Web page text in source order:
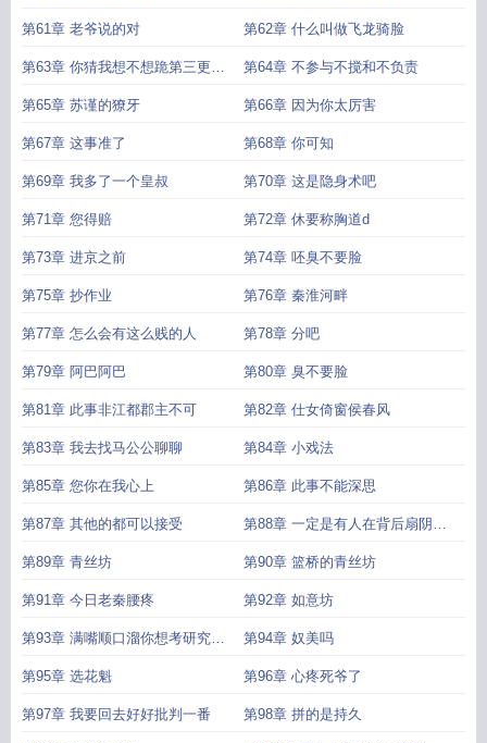
第61章 老爷说的对 第62章 什么叫做飞龙骑脸
第63章 你猜我想不想跪第三更为
各位读者大大加更
第64章 不参与不搅和不负责
第65章 苏谨的獠牙 第66章 因为你太厉害
第67章 这事准了 第68章 你可知
第69章 我多了一个皇叔 第70章 这是隐身术吧
第71章 您得赔 第72章 休要称胸道d
第73章 进京之前 第74章 呸臭不要脸
第75章 抄作业 第76章 秦淮河畔
第77章 怎么会有这么贱的人 第78章 分吧
第79章 阿巴阿巴 第80章 臭不要脸
第81章 此事非江都郡主不可 第82章 仕女倚窗侯春风
第83章 我去找马公公聊聊 第84章 小戏法
第85章 您你在我心上 第86章 此事不能深思
第87章 其他的都可以接受 第88章 一定是有人在背后扇阴风
点鬼火
第89章 青丝坊 第90章 篮桥的青丝坊
第91章 今日老秦腰疼 第92章 如意坊
第93章 满嘴顺口溜你想考研究生
啊
第94章 奴美吗
第95章 选花魁 第96章 心疼死爷了
第97章 我要回去好好批判一番 第98章 拼的是持久